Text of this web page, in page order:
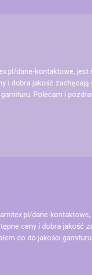
dane-kontaktowe, jest
i dobra jakość
Polecam i
dane-kontaktowe,
ceny i dobra jakość
co do jakości